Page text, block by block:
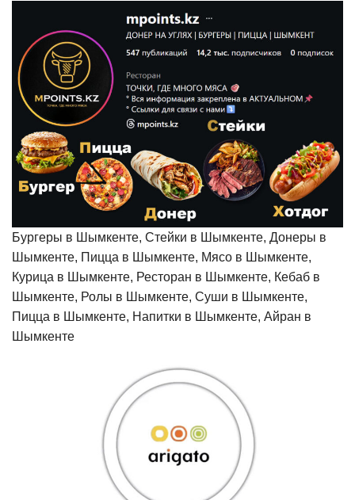
Бургеры в Шымкенте, Стейки в Шымкенте, Донеры в
Шымкенте, Пицца в Шымкенте, Мясо в Шымкенте,
Курица в Шымкенте, Ресторан в Шымкенте, Кебаб в
Шымкенте, Ролы в Шымкенте, Суши в Шымкенте,
Пицца в Шымкенте, Напитки в Шымкенте, Айран в
Шымкенте